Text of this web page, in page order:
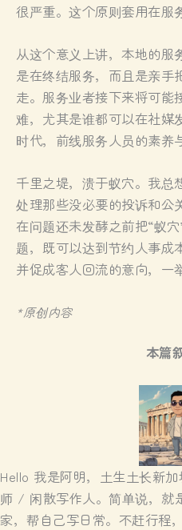
很严重。这个原则套用在服
从这个意义上讲，本地的服
是在终结服务，而且是亲手
走。服务业者接下来将可能
难，尤其是谁都可以在社媒
时代，前线服务人员的素养
千里之堤，溃于蚁穴。我总
处理那些没必要的投诉和公
在问题还未发酵之前把“蚁
题，既可以达到节约人事成
并促成客人回流的意向，一
*原创内容
本篇
Hello 我是阿明，土生土长新
师 / 闲散写作人。简单说，就
家，帮自己写日常。不赶行